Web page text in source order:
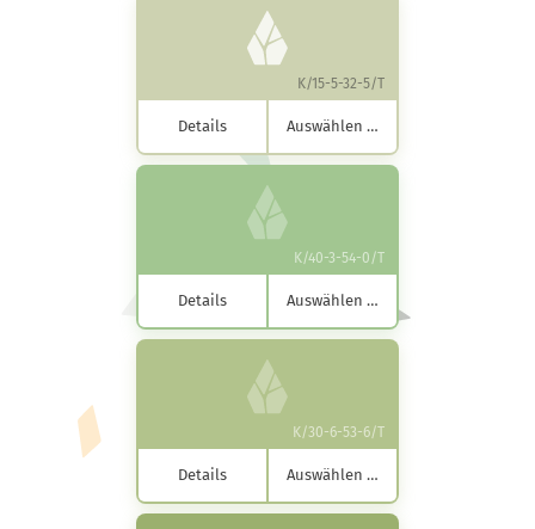
K/15-5-32-5/T
Details Auswählen …
K/40-3-54-0/T
Details Auswählen …
K/30-6-53-6/T
Details Auswählen …